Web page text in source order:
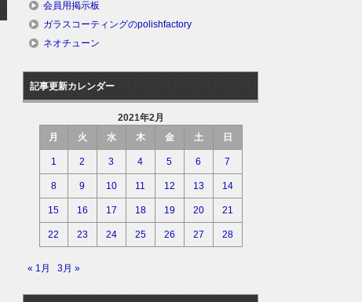
会員用掲示板
ガラスコーティングのpolishfactory
ネオチューン
記事更新カレンダー
2021年2月
月
火 水 木 金 土 日
1 2 3 4 5 6 7
8 9 10 11 12 13 14
15 16 17 18 19 20 21
22 23 24 25 26 27 28
« 1月 3月 »